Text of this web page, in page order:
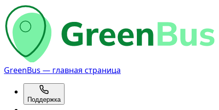
GreenBus — главная страница
Поддержка